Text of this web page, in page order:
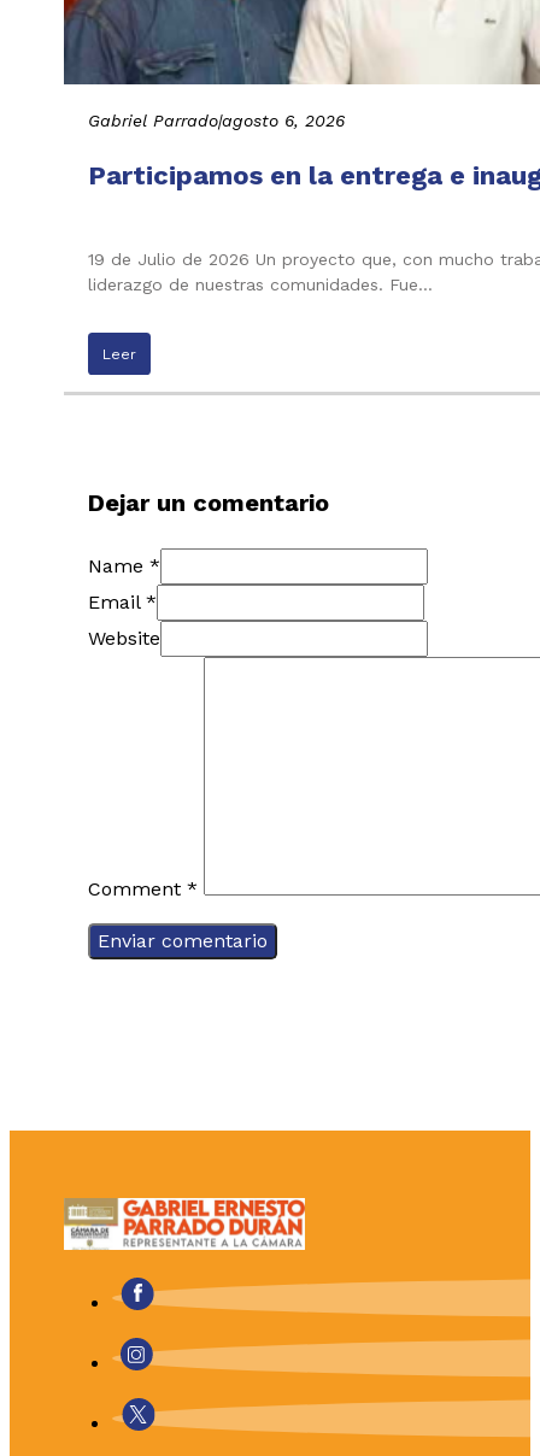
Gabriel Parrado|agosto 6, 2026
Participamos en la entrega e
19 de Julio de 2026 Un proyecto que, con mucho
liderazgo de nuestras comunidades. Fue…
Leer
Dejar un comentario
Name *
Email *
Website
Comment *